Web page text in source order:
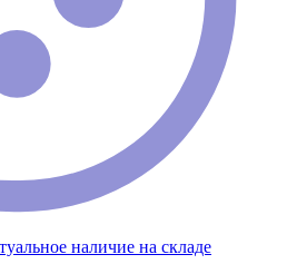
наличие на складе